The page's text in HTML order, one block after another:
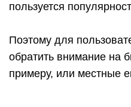
пользуется
Поэтому для
обратить внимание на
примеру, или местные